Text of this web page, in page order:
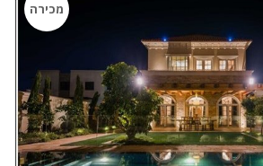
מכירה